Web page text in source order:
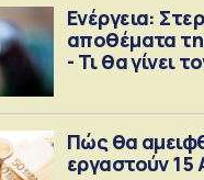
Ενέργεια:
αποθέματα
- Τι θα γίνει
Πώς θα
εργαστούν 15